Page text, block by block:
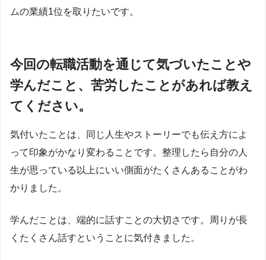
ムの業績1位を取りたいです。
今回の転職活動を通じて気づいたことや
学んだこと、苦労したことがあれば教え
てください。
気付いたことは、同じ人生やストーリーでも伝え方によ
って印象がかなり変わることです。整理したら自分の人
生が思っている以上にいい側面がたくさんあることがわ
かりました。
学んだことは、端的に話すことの大切さです。周りが長
くたくさん話すということに気付きました。